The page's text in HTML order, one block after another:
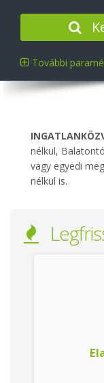
További
nélkül,
vagy egyedi
nélkül is.